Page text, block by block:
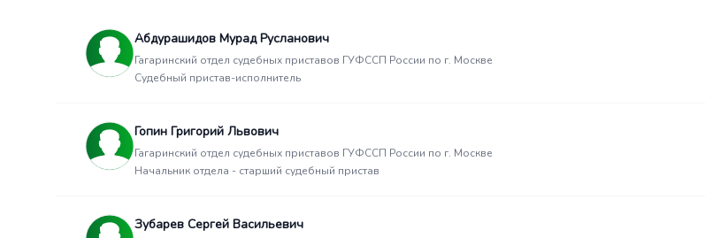
Абдурашидов Мурад Русланович
Гагаринский отдел судебных приставов ГУФССП России по г. Москве
Судебный пристав-исполнитель
Гопин Григорий Львович
Гагаринский отдел судебных приставов ГУФССП России по г. Москве
Начальник отдела - старший судебный пристав
Зубарев Сергей Васильевич